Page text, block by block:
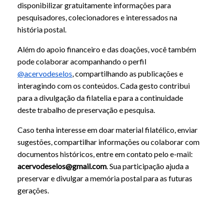
Escaneie o QR Code.
disponibilizar gratuitamente informações para
pesquisadores, colecionadores e interessados na
história postal.
Além do apoio financeiro e das doações, você também
pode colaborar acompanhando o perfil
@acervodeselos, compartilhando as publicações e
interagindo com os conteúdos. Cada gesto contribui
para a divulgação da filatelia e para a continuidade
deste trabalho de preservação e pesquisa.
Caso tenha interesse em doar material filatélico, enviar
sugestões, compartilhar informações ou colaborar com
documentos históricos, entre em contato pelo e-mail:
acervodeselos@gmail.com. Sua participação ajuda a
preservar e divulgar a memória postal para as futuras
gerações.